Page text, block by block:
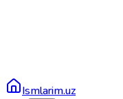
Ismlarim.uz